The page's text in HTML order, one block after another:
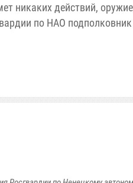
никаких действий, оружие
по НАО подполковник